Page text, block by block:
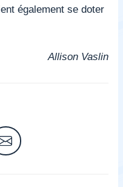
également se doter
Allison Vaslin